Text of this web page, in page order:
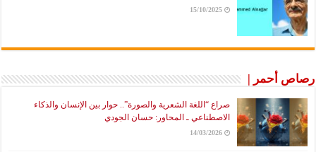
15/10/2025
رصاص أحمر |
صراع “اللغة الشعرية والصورة”.. حوار بين الإنسان والذكاء
الاصطناعي ـ المحاور: حسان الجودي
14/03/2026